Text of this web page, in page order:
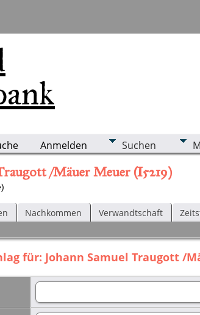
Anmelden Suchen
/Mäuer Meuer (I5219)
Nachkommen Verwandtschaft
für: Johann Samuel Traugott /